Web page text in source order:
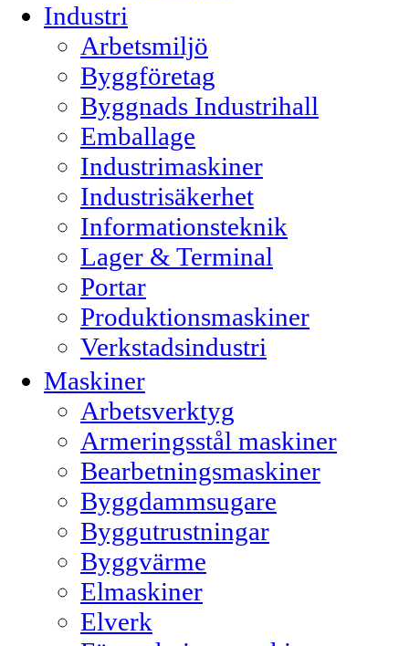
Industri
Arbetsmiljö
Byggföretag
Byggnads Industrihall
Emballage
Industrimaskiner
Industrisäkerhet
Informationsteknik
Lager & Terminal
Portar
Produktionsmaskiner
Verkstadsindustri
Maskiner
Arbetsverktyg
Armeringsstål maskiner
Bearbetningsmaskiner
Byggdammsugare
Byggutrustningar
Byggvärme
Elmaskiner
Elverk